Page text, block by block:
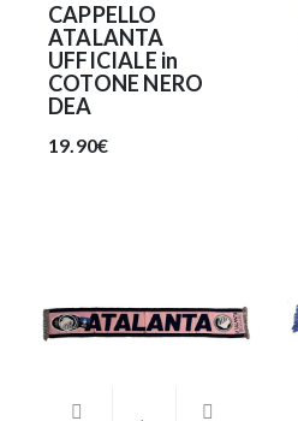
CAPPELLO
ATALANTA
UFFICIALE in
COTONE NERO
DEA
19.90€